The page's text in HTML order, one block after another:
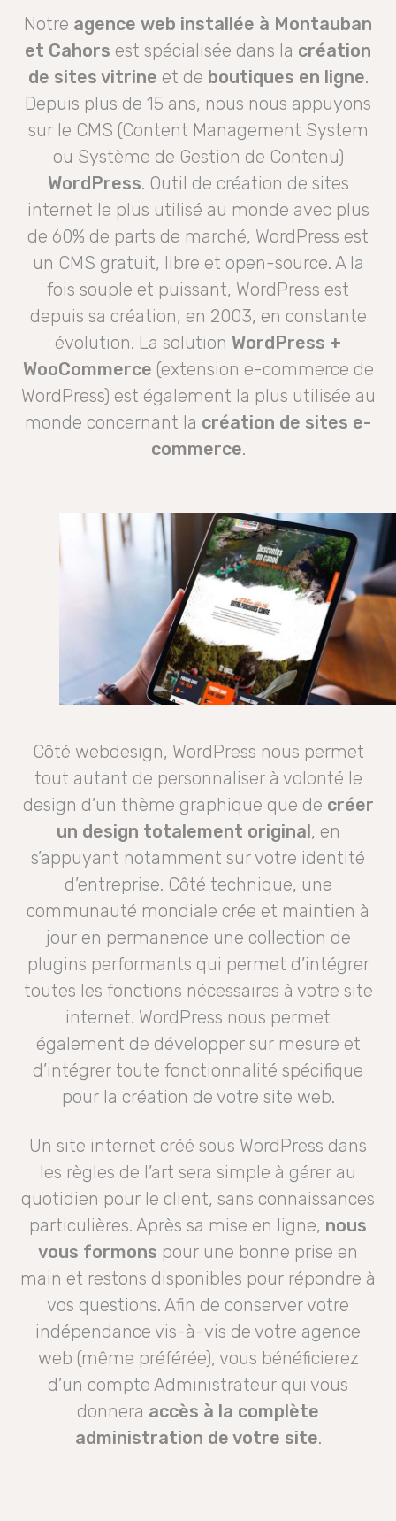
Notre agence web installée à Montauban
et Cahors est spécialisée dans la création
de sites vitrine et de boutiques en ligne.
Depuis plus de 15 ans, nous nous appuyons
sur le CMS (Content Management System
ou Système de Gestion de Contenu)
WordPress. Outil de création de sites
internet le plus utilisé au monde avec plus
de 60% de parts de marché, WordPress est
un CMS gratuit, libre et open-source. A la
fois souple et puissant, WordPress est
depuis sa création, en 2003, en constante
évolution. La solution WordPress +
WooCommerce (extension e-commerce de
WordPress) est également la plus utilisée au
monde concernant la création de sites e-
commerce.
Côté webdesign, WordPress nous permet
tout autant de personnaliser à volonté le
design d’un thème graphique que de créer
un design totalement original , en
s’appuyant notamment sur votre identité
d’entreprise. Côté technique, une
communauté mondiale crée et maintien à
jour en permanence une collection de
plugins performants qui permet d’intégrer
toutes les fonctions nécessaires à votre site
internet. WordPress nous permet
également de développer sur mesure et
d’intégrer toute fonctionnalité spécifique
pour la création de votre site web.
Un site internet créé sous WordPress dans
les règles de l’art sera simple à gérer au
quotidien pour le client, sans connaissances
particulières. Après sa mise en ligne, nous
vous formons pour une bonne prise en
main et restons disponibles pour répondre à
vos questions. Afin de conserver votre
indépendance vis-à-vis de votre agence
web (même préférée), vous bénéficierez
d’un compte Administrateur qui vous
donnera accès à la complète
administration de votre site.